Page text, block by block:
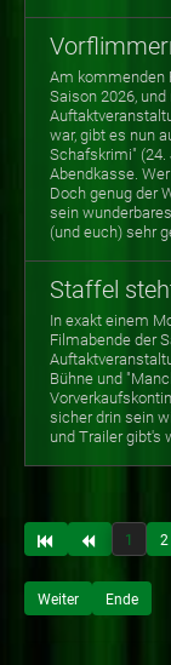
Am kommenden
Saison 2026,
war, gibt es nun
Schafskrimi" (24.
Abendkasse.
Doch genug der
sein
(und euch) sehr
Staffel
In exakt einem
Filmabende der
Bühne und
sicher drin sein
und Trailer gibt's
1 2
Weiter Ende